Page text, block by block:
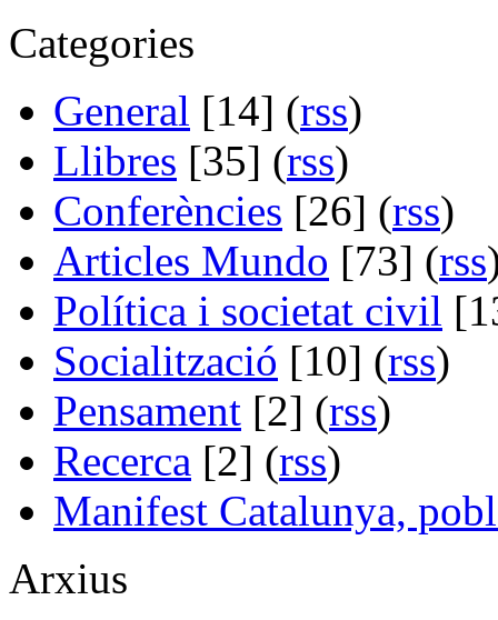
Categories
General [14] (rss)
Llibres [35] (rss)
Conferències [26] (rss)
Articles Mundo [73] (rss
Política i societat civil
Socialització [10] (rss)
Pensament [2] (rss)
Recerca [2] (rss)
Manifest Catalunya,
Arxius